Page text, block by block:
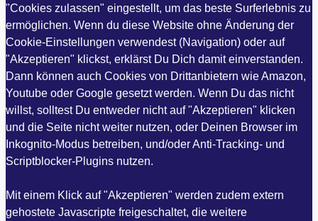
"Cookies zulassen" eingestellt, um das beste Surferlebnis zu
ermöglichen. Wenn du diese Website ohne Änderung der
Cookie-Einstellungen verwendest (Navigation) oder auf
"Akzeptieren" klickst, erklärst Du Dich damit einverstanden.
Dann können auch Cookies von Drittanbietern wie Amazon,
Youtube oder Google gesetzt werden. Wenn Du das nicht
willst, solltest Du entweder nicht auf "Akzeptieren" klicken
und die Seite nicht weiter nutzen, oder Deinen Browser im
Inkognito-Modus betreiben, und/oder Anti-Tracking- und
Scriptblocker-Plugins nutzen.
Mit einem Klick auf "Akzeptieren" werden zudem extern
gehostete Javascripte freigeschaltet, die weitere